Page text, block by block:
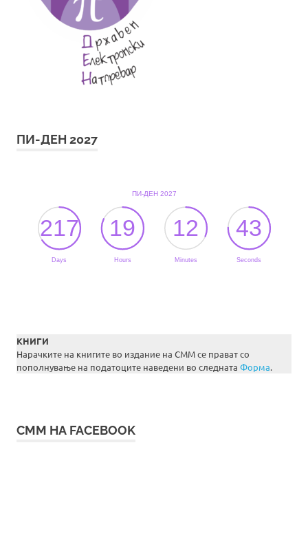
ПИ-ДЕН 2027
КНИГИ
Нарачките на книгите во издание на СММ се прават со
пополнување на податоците наведени во следната Форма.
СММ НА FACEBOOK